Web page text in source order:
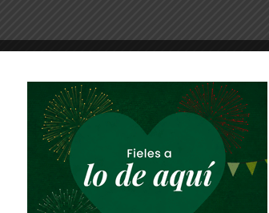
la frescura, la originalidad y el
están llenas una creatividad
contenidos de aprendizaje. Cada
contenidos didácticos y las guía un
que se ha permitido la autora y
reconocimientos y homenajes como